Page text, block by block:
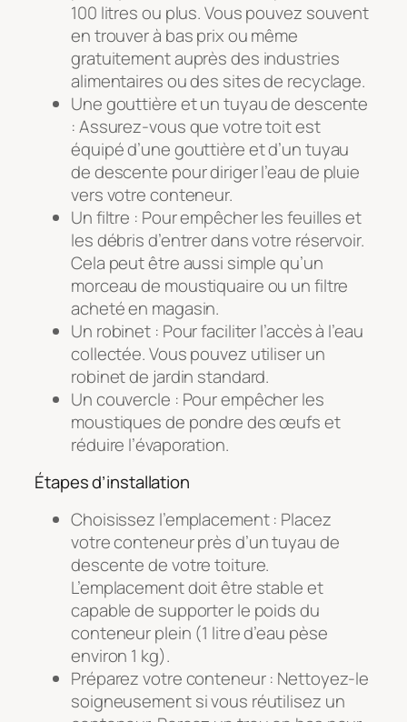
100 litres ou plus. Vous pouvez souvent
en trouver à bas prix ou même
gratuitement auprès des industries
alimentaires ou des sites de recyclage.
Une gouttière et un tuyau de descente
: Assurez-vous que votre toit est
équipé d’une gouttière et d’un tuyau
de descente pour diriger l’eau de pluie
vers votre conteneur.
Un filtre : Pour empêcher les feuilles et
les débris d’entrer dans votre réservoir.
Cela peut être aussi simple qu’un
morceau de moustiquaire ou un filtre
acheté en magasin.
Un robinet : Pour faciliter l’accès à l’eau
collectée. Vous pouvez utiliser un
robinet de jardin standard.
Un couvercle : Pour empêcher les
moustiques de pondre des œufs et
réduire l’évaporation.
Étapes d’installation
Choisissez l’emplacement : Placez
votre conteneur près d’un tuyau de
descente de votre toiture.
L’emplacement doit être stable et
capable de supporter le poids du
conteneur plein (1 litre d’eau pèse
environ 1 kg).
Préparez votre conteneur : Nettoyez-le
soigneusement si vous réutilisez un